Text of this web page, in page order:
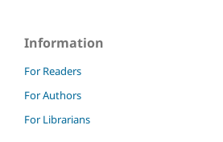
Information
For Readers
For Authors
For Librarians